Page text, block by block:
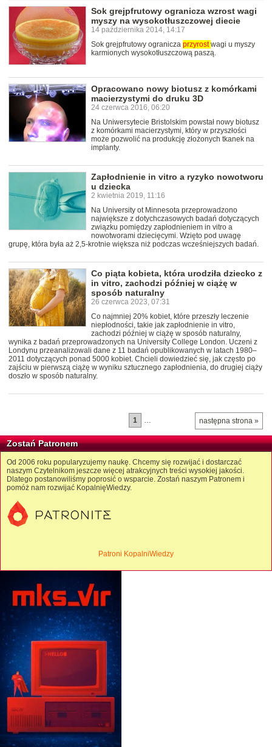
Sok grejpfrutowy ogranicza wzrost wagi
myszy na wysokotłuszczowej diecie
14 października 2014, 14:17
Sok grejpfrutowy ogranicza przyrostwagi u myszy
karmionych wysokotłuszczową paszą.
Opracowano nowy biotusz z komórkami
macierzystymi do druku 3D
24 czerwca 2016, 06:20
Na Uniwersytecie Bristolskim powstał nowy biotusz
z komórkami macierzystymi, który w przyszłości
może pozwolić na produkcję złożonych tkanek na
implanty.
Zapłodnienie in vitro a ryzyko nowotworu
u dziecka
2 kwietnia 2019, 11:16
Na University ot Minnesota przeprowadzono
największe z dotychczasowych badań dotyczących
związku pomiędzy zapłodnieniem in vitro a
nowotworami dziecięcymi. Wzięto pod uwagę
grupę, która była aż 2,5-krotnie większa niż podczas wcześniejszych badań.
Co piąta kobieta, która urodziła dziecko z
in vitro, zachodzi później w ciążę w
sposób naturalny
26 czerwca 2023, 07:31
Co najmniej 20% kobiet, które przeszły leczenie
niepłodności, takie jak zapłodnienie in vitro,
zachodzi później w ciążę w sposób naturalny,
wynika z badań przeprowadzonych na University College London. Uczeni z
Londynu przeanalizowali dane z 11 badań opublikowanych w latach 1980–
2011 dotyczących ponad 5000 kobiet. Chcieli dowiedzieć się, jak często po
zajściu w pierwszą ciążę w wyniku sztucznego zapłodnienia, do drugiej ciąży
doszło w sposób naturalny.
następna strona »
1 …
Zostań Patronem
Od 2006 roku popularyzujemy naukę. Chcemy się rozwijać i dostarczać
naszym Czytelnikom jeszcze więcej atrakcyjnych treści wysokiej jakości.
Dlatego postanowiliśmy poprosić o wsparcie. Zostań naszym Patronem i
pomóż nam rozwijać KopalnięWiedzy.
Patroni KopalniWiedzy